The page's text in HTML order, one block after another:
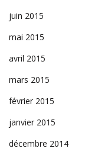
juin 2015
mai 2015
avril 2015
mars 2015
février 2015
janvier 2015
décembre 2014